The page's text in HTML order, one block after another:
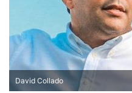
David Collado